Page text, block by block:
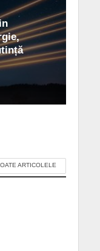
ARTICOLELE